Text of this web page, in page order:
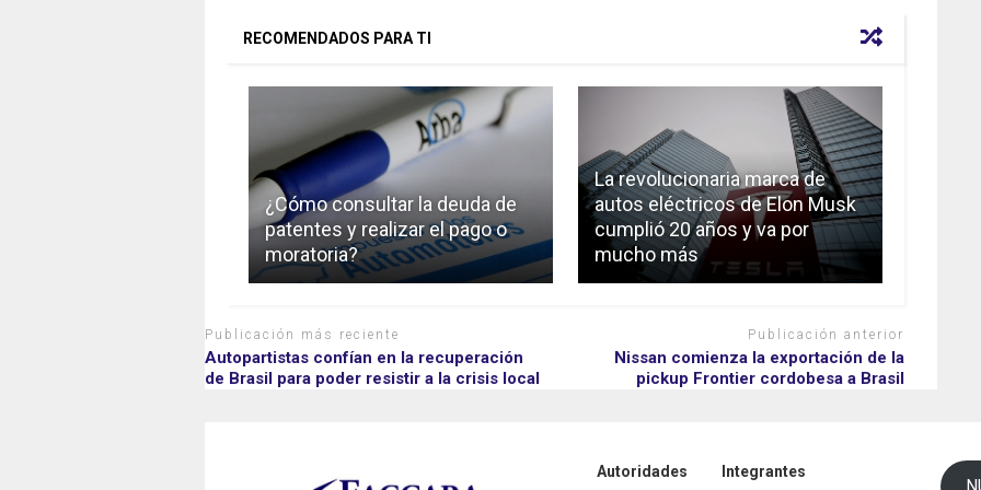
RECOMENDADOS PARA TI
¿Cómo consultar la deuda de
patentes y realizar el pago o
moratoria?
La revolucionaria marca de
autos eléctricos de Elon Musk
cumplió 20 años y va por
mucho más
Publicación más reciente
Autopartistas confían en la recuperación
de Brasil para poder resistir a la crisis local
Publicación anterior
Nissan comienza la exportación de la
pickup Frontier cordobesa a Brasil
Autoridades Integrantes